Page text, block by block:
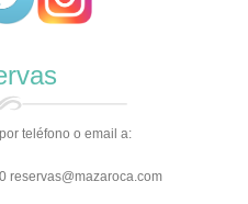
teléfono o email a:
reservas@mazaroca.com